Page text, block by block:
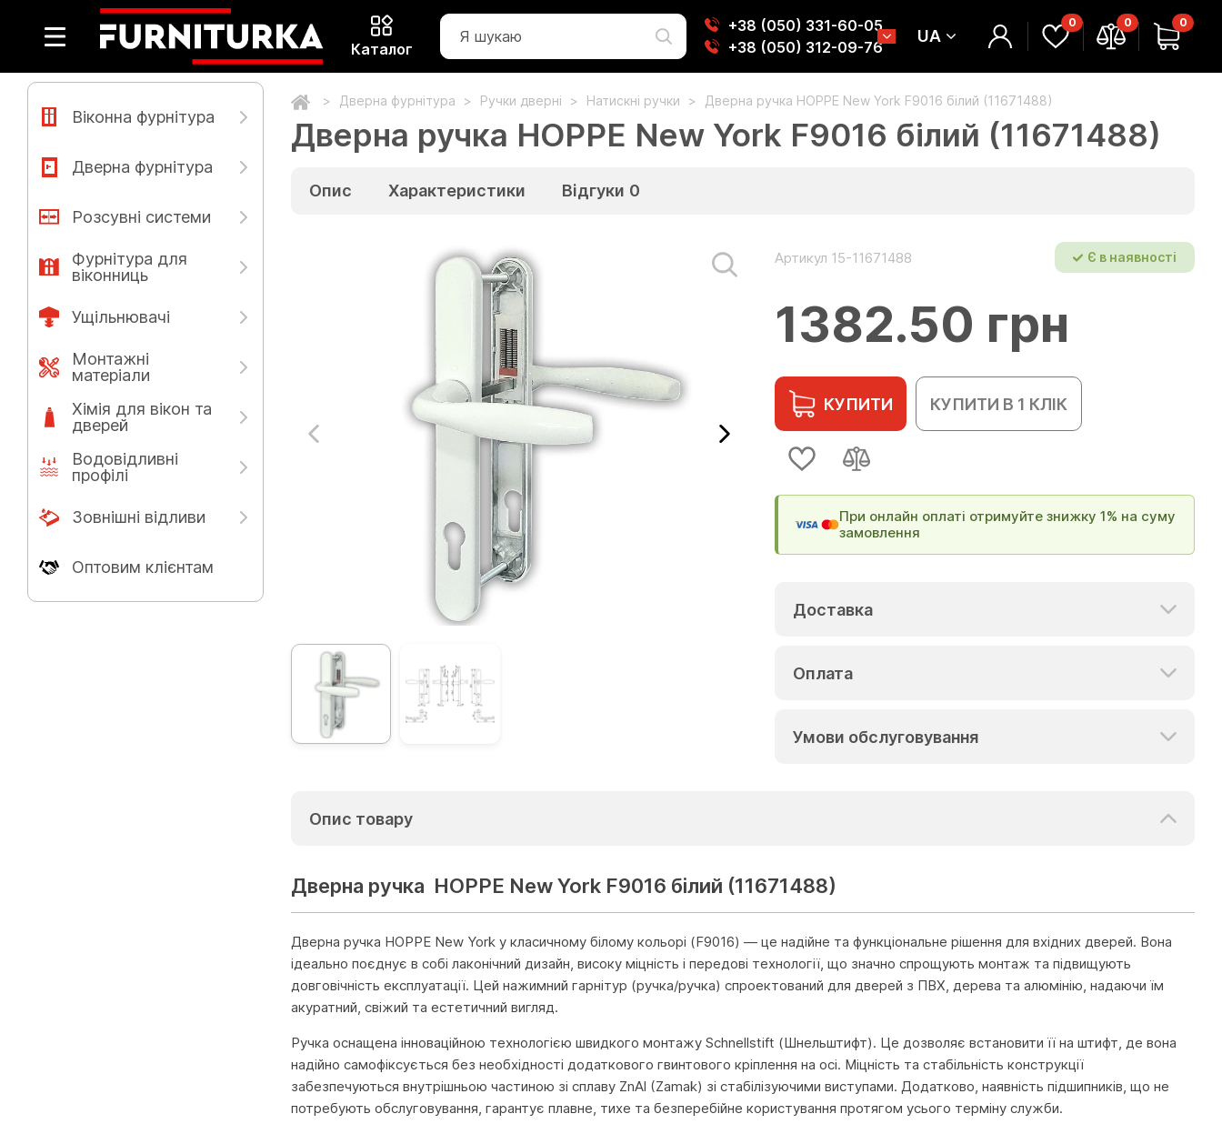
Каталог
+38 (050) 331-60-05
+38 (050) 312-09-76
UA
0 0 0
Віконна фурнітура
Дверна фурнітура
Розсувні системи
Фурнітура для
віконниць
Ущільнювачі
Монтажні
матеріали
Хімія для вікон та
дверей
Водовідливні
профілі
Зовнішні відливи
Оптовим клієнтам
Дверна фурнітура Ручки дверні Натискні ручки Дверна ручка HOPPE New York F9016 білий (11671488)
Дверна ручка HOPPE New York F9016 білий (11671488)
Опис Характеристики Відгуки 0
Артикул 15-11671488 Є в наявності
1382.50 грн
КУПИТИ КУПИТИ В 1 КЛІК
При онлайн оплаті отримуйте знижку 1% на суму
замовлення
Доставка
Оплата
Умови обслуговування
Опис товару
Дверна ручка HOPPE New York F9016 білий (11671488)
Дверна ручка HOPPE New York у класичному білому кольорі (F9016) — це надійне та функціональне рішення для вхідних дверей. Вона
ідеально поєднує в собі лаконічний дизайн, високу міцність і передові технології, що значно спрощують монтаж та підвищують
довговічність експлуатації. Цей нажимний гарнітур (ручка/ручка) спроектований для дверей з ПВХ, дерева та алюмінію, надаючи їм
акуратний, свіжий та естетичний вигляд.
Ручка оснащена інноваційною технологією швидкого монтажу Schnellstift (Шнельштифт). Це дозволяє встановити її на штифт, де вона
надійно самофіксується без необхідності додаткового гвинтового кріплення на осі. Міцність та стабільність конструкції
забезпечуються внутрішньою частиною зі сплаву ZnAl (Zamak) зі стабілізуючими виступами. Додатково, наявність підшипників, що не
потребують обслуговування, гарантує плавне, тихе та безперебійне користування протягом усього терміну служби.